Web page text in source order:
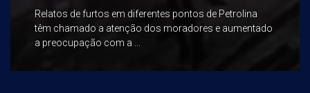
Relatos de furtos em diferentes pontos de Petrolina
têm chamado a atenção dos moradores e aumentado
a preocupação com a ...